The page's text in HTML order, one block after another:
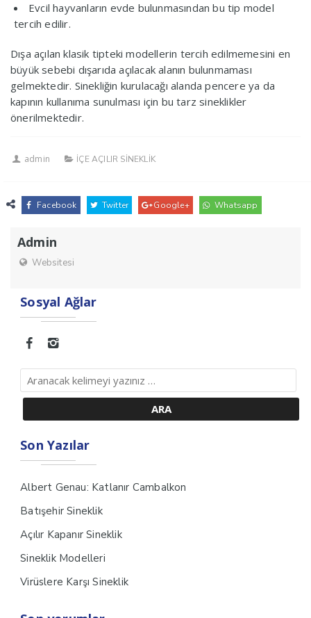
Evcil hayvanların evde bulunmasından bu tip model
tercih edilir.
Dışa açılan klasik tipteki modellerin tercih edilmemesini en
büyük sebebi dışarıda açılacak alanın bulunmaması
gelmektedir. Sinekliğin kurulacağı alanda pencere ya da
kapının kullanıma sunulması için bu tarz sineklikler
önerilmektedir.
admin İÇE AÇILIR SİNEKLİK
Facebook Twitter Google+ Whatsapp
Admin
Websitesi
Sosyal Ağlar
Son Yazılar
Albert Genau: Katlanır Cambalkon
Batışehir Sineklik
Açılır Kapanır Sineklik
Sineklik Modelleri
Virüslere Karşı Sineklik